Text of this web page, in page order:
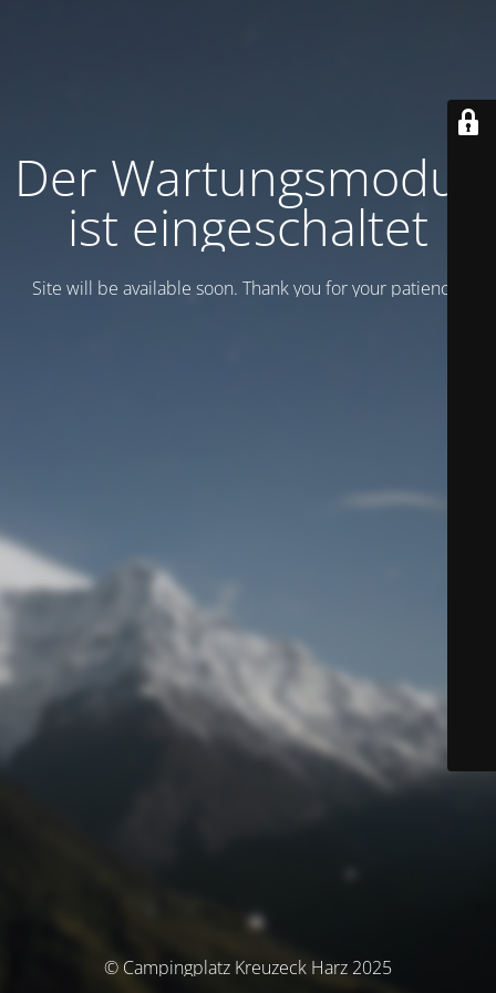
Der Wartungsmodus
ist eingeschaltet
Site will be available soon. Thank you for your patience!
© Campingplatz Kreuzeck Harz 2025